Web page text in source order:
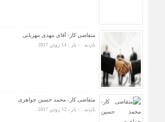
متقاضی کار- آقای مهدی مهربانی
بازدید : - بار ، 14 ژوئن 2017
متقاضی کار- محمد حسین جواهری
بازدید : - بار ، 12 ژوئن 2017